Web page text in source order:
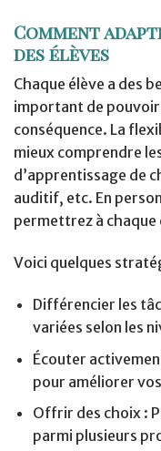
Comment
des élèves
Chaque élève a des
important de pouvoir
conséquence. La
mieux comprendre
d’apprentissage de
auditif, etc. En
permettrez à
Voici quelques
Différencier les
variées selon les
Écouter
pour améliorer
Offrir des choix :
parmi plusieurs